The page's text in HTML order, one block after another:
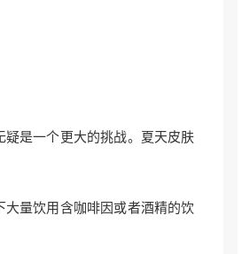
是一个更大的挑战。夏天皮肤
量饮用含咖啡因或者酒精的饮